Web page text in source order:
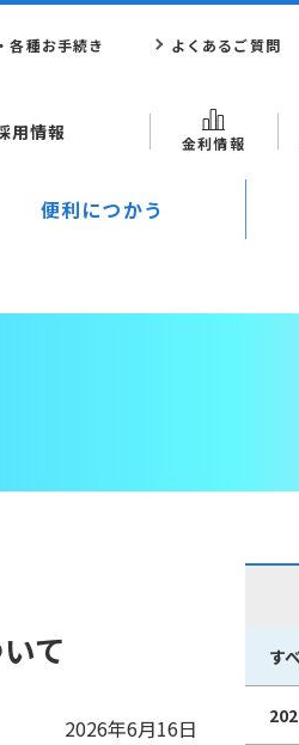
各種お手続き よくあるご質問
便利につかう
用情報 金利情報
て
2026年6月16日
す